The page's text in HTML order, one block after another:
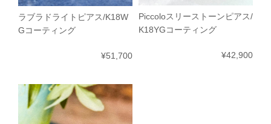
ラブラドライトピアス/K18W
Gコーティング
¥51,700
Piccoloスリーストーンピアス/
K18YGコーティング
¥42,900